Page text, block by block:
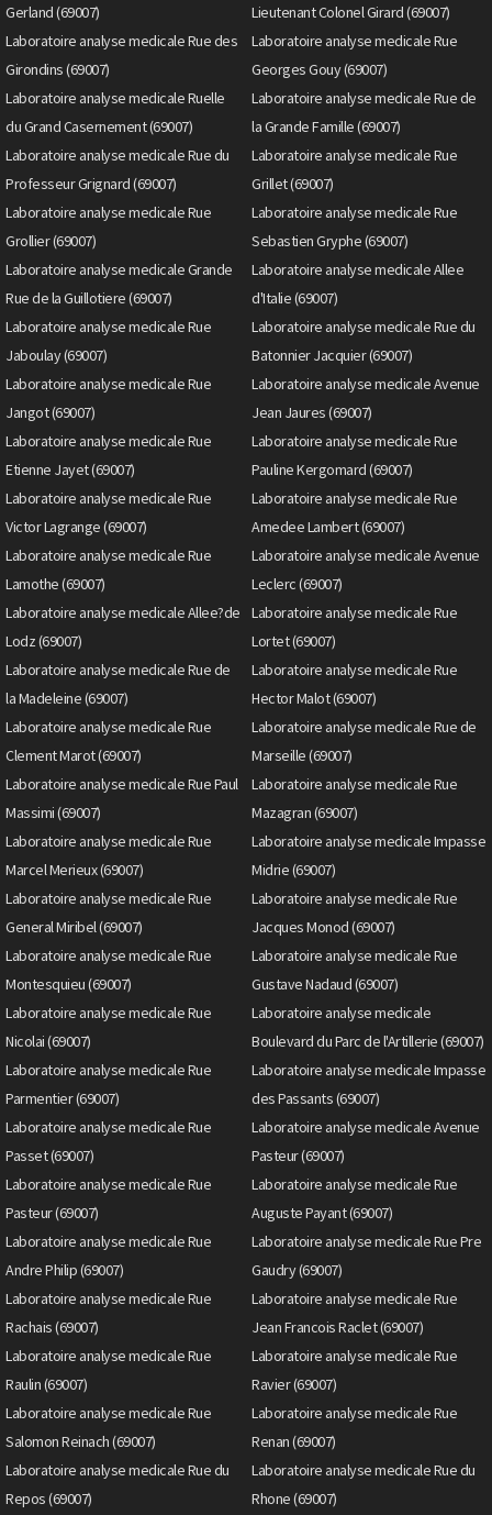
Gerland (69007)
Lieutenant Colonel Girard (69007)
Laboratoire analyse medicale Rue des
Girondins (69007)
Laboratoire analyse medicale Rue
Georges Gouy (69007)
Laboratoire analyse medicale Ruelle
du Grand Casernement (69007)
Laboratoire analyse medicale Rue de
la Grande Famille (69007)
Laboratoire analyse medicale Rue du
Professeur Grignard (69007)
Laboratoire analyse medicale Rue
Grillet (69007)
Laboratoire analyse medicale Rue
Grollier (69007)
Laboratoire analyse medicale Rue
Sebastien Gryphe (69007)
Laboratoire analyse medicale Grande
Rue de la Guillotiere (69007)
Laboratoire analyse medicale Allee
d'Italie (69007)
Laboratoire analyse medicale Rue
Jaboulay (69007)
Laboratoire analyse medicale Rue du
Batonnier Jacquier (69007)
Laboratoire analyse medicale Rue
Jangot (69007)
Laboratoire analyse medicale Avenue
Jean Jaures (69007)
Laboratoire analyse medicale Rue
Etienne Jayet (69007)
Laboratoire analyse medicale Rue
Pauline Kergomard (69007)
Laboratoire analyse medicale Rue
Victor Lagrange (69007)
Laboratoire analyse medicale Rue
Amedee Lambert (69007)
Laboratoire analyse medicale Rue
Lamothe (69007)
Laboratoire analyse medicale Avenue
Leclerc (69007)
Laboratoire analyse medicale Allee?de
Lodz (69007)
Laboratoire analyse medicale Rue
Lortet (69007)
Laboratoire analyse medicale Rue de
la Madeleine (69007)
Laboratoire analyse medicale Rue
Hector Malot (69007)
Laboratoire analyse medicale Rue
Clement Marot (69007)
Laboratoire analyse medicale Rue de
Marseille (69007)
Laboratoire analyse medicale Rue Paul
Massimi (69007)
Laboratoire analyse medicale Rue
Mazagran (69007)
Laboratoire analyse medicale Rue
Marcel Merieux (69007)
Laboratoire analyse medicale Impasse
Midrie (69007)
Laboratoire analyse medicale Rue
General Miribel (69007)
Laboratoire analyse medicale Rue
Jacques Monod (69007)
Laboratoire analyse medicale Rue
Montesquieu (69007)
Laboratoire analyse medicale Rue
Gustave Nadaud (69007)
Laboratoire analyse medicale Rue
Nicolai (69007)
Laboratoire analyse medicale
Boulevard du Parc de l'Artillerie (69007)
Laboratoire analyse medicale Rue
Parmentier (69007)
Laboratoire analyse medicale Impasse
des Passants (69007)
Laboratoire analyse medicale Rue
Passet (69007)
Laboratoire analyse medicale Avenue
Pasteur (69007)
Laboratoire analyse medicale Rue
Pasteur (69007)
Laboratoire analyse medicale Rue
Auguste Payant (69007)
Laboratoire analyse medicale Rue
Andre Philip (69007)
Laboratoire analyse medicale Rue Pre
Gaudry (69007)
Laboratoire analyse medicale Rue
Rachais (69007)
Laboratoire analyse medicale Rue
Jean Francois Raclet (69007)
Laboratoire analyse medicale Rue
Raulin (69007)
Laboratoire analyse medicale Rue
Ravier (69007)
Laboratoire analyse medicale Rue
Salomon Reinach (69007)
Laboratoire analyse medicale Rue
Renan (69007)
Laboratoire analyse medicale Rue du
Repos (69007)
Laboratoire analyse medicale Rue du
Rhone (69007)